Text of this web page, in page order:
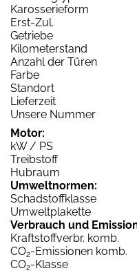
Karosserieform
Erst-Zul.
Getriebe
Kilometerstand
Anzahl der Türen
Farbe
Standort
Lieferzeit
Unsere Nummer
Motor:
kW / PS
Treibstoff
Hubraum
Umweltnormen:
Schadstoffklasse
Umweltplakette
Verbrauch und
Kraftstoffverbr. komb.
CO2-Emissionen komb.
CO2-Klasse